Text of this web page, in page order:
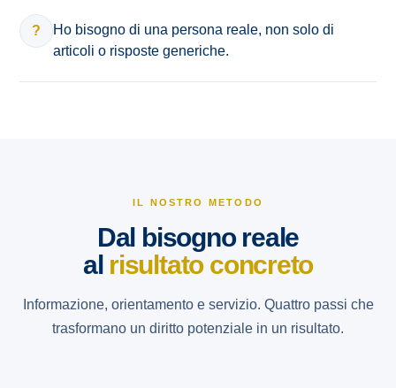
?
Ho bisogno di una persona reale, non solo di
articoli o risposte generiche.
IL NOSTRO METODO
Dal bisogno reale
al risultato concreto
Informazione, orientamento e servizio. Quattro passi che
trasformano un diritto potenziale in un risultato.